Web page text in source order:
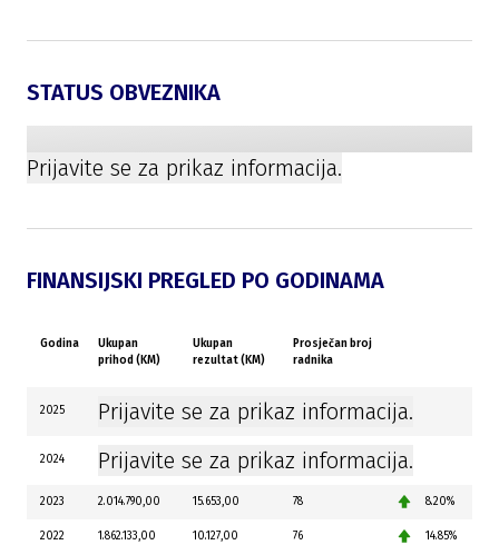
STATUS OBVEZNIKA
Prijavite se za prikaz informacija.
FINANSIJSKI PREGLED PO GODINAMA
Godina
Ukupan
prihod (KM)
Ukupan
rezultat (KM)
Prosječan broj
radnika
2025 Prijavite se za prikaz informacija.
2024 Prijavite se za prikaz informacija.
2023 2.014.790,00 15.653,00 78 8.20%
2022 1.862.133,00 10.127,00 76 14.85%